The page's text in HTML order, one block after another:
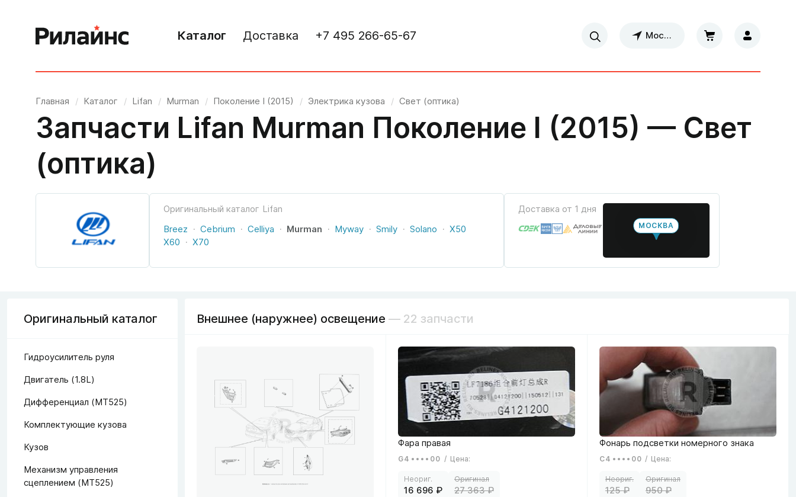
Каталог Доставка +7 495 266-65-67 Москва
Главная / Каталог / Lifan / Murman / Поколение I (2015) / Электрика кузова / Свет (оптика)
Запчасти Lifan Murman Поколение I (2015) — Свет
(оптика)
Оригинальный каталог
Breez
Cebrium Celliya Murman Myway Smily Solano
X50
X60
X70
МОСКВА
Доставка от 1 дня
Оригинальный каталог
Гидроусилитель руля
Двигатель (1.8L)
Дифференциал (MT525)
Комплектующие кузова
Кузов
Механизм управления
сцеплением (MT525)
Внешнее (наружнее) освещение — 22 запчасти
G4 00 / Цена:
16 696 27 363
C4 00 / Цена:
125 950